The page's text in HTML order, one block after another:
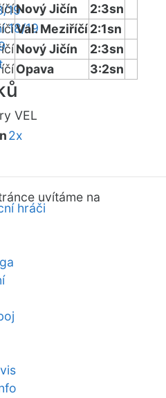
19
18/19
hráči
Nový Jičín
2:3sn
Val. Meziříčí2:1sn
Nový Jičín
2:3sn
Opava 3:2sn
VEL
2x
uvítáme na